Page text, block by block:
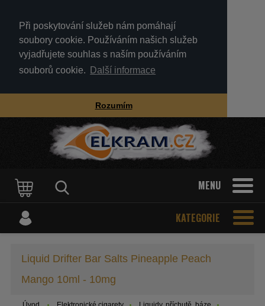
Při poskytování služeb nám pomáhají
soubory cookie. Používáním našich služeb
vyjadřujete souhlas s naším používáním
souborů cookie.
Další informace
Rozumím
MENU
KATEGORIE
Liquid Drifter Bar Salts Pineapple Peach
Mango 10ml - 10mg